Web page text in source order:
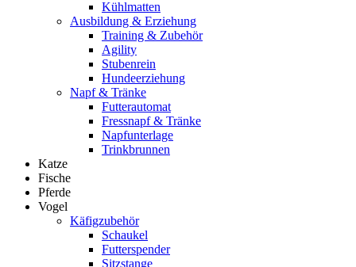
Kühlmatten
Ausbildung & Erziehung
Training & Zubehör
Agility
Stubenrein
Hundeerziehung
Napf & Tränke
Futterautomat
Fressnapf & Tränke
Napfunterlage
Trinkbrunnen
Katze
Fische
Pferde
Vogel
Käfigzubehör
Schaukel
Futterspender
Sitzstange